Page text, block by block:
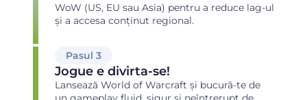
WoW (US, EU sau Asia) pentru a reduce lag-ul
și a accesa conținut regional.
Pasul 3
Jogue e divirta-se!
Lansează World of Warcraft și bucură-te de